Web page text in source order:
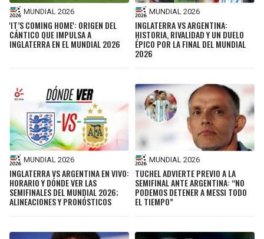
MUNDIAL 2026
'IT’S COMING HOME': ORIGEN DEL
CÁNTICO QUE IMPULSA A
INGLATERRA EN EL MUNDIAL 2026
MUNDIAL 2026
INGLATERRA VS ARGENTINA:
HISTORIA, RIVALIDAD Y UN DUELO
ÉPICO POR LA FINAL DEL MUNDIAL
2026
MUNDIAL 2026
INGLATERRA VS ARGENTINA EN VIVO:
HORARIO Y DÓNDE VER LAS
SEMIFINALES DEL MUNDIAL 2026;
ALINEACIONES Y PRONÓSTICOS
MUNDIAL 2026
TUCHEL ADVIERTE PREVIO A LA
SEMIFINAL ANTE ARGENTINA: “NO
PODEMOS DETENER A MESSI TODO
EL TIEMPO”